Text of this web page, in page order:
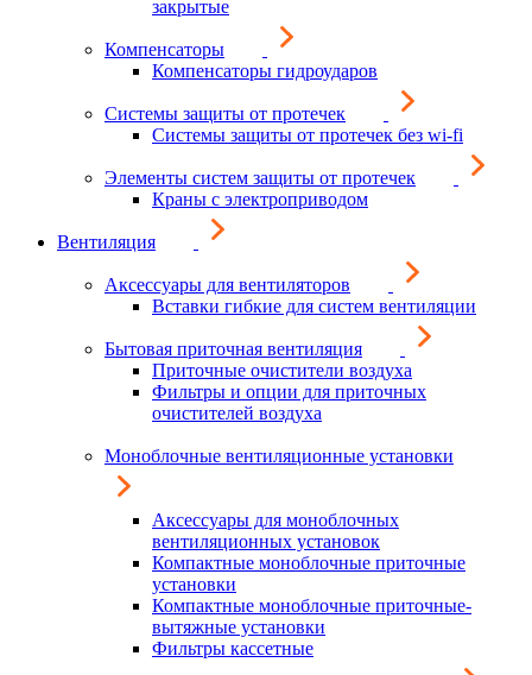
закрытые
Компенсаторы
Компенсаторы гидроударов
Системы защиты от протечек
Системы защиты от протечек без wi-fi
Элементы систем защиты от протечек
Краны с электроприводом
Вентиляция
Аксессуары для вентиляторов
Вставки гибкие для систем вентиляции
Бытовая приточная вентиляция
Приточные очистители воздуха
Фильтры и опции для приточных
очистителей воздуха
Моноблочные вентиляционные установки
Аксессуары для моноблочных
вентиляционных установок
Компактные моноблочные приточные
установки
Компактные моноблочные приточные-
вытяжные установки
Фильтры кассетные